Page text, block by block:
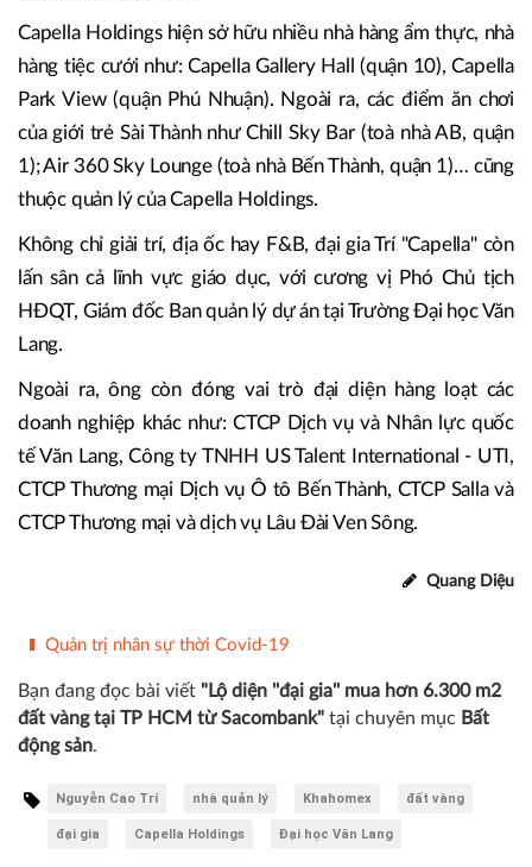
Capella Holdings hiện sở hữu nhiều nhà hàng ẩm thực, nhà
hàng tiệc cưới như: Capella Gallery Hall (quận 10), Capella
Park View (quận Phú Nhuận). Ngoài ra, các điểm ăn chơi
của giới trẻ Sài Thành như Chill Sky Bar (toà nhà AB, quận
1); Air 360 Sky Lounge (toà nhà Bến Thành, quận 1)… cũng
thuộc quản lý của Capella Holdings.
Không chỉ giải trí, địa ốc hay F&B, đại gia Trí "Capella" còn
lấn sân cả lĩnh vực giáo dục, với cương vị Phó Chủ tịch
HĐQT, Giám đốc Ban quản lý dự án tại Trường Đại học Văn
Lang.
Ngoài ra, ông còn đóng vai trò đại diện hàng loạt các
doanh nghiệp khác như: CTCP Dịch vụ và Nhân lực quốc
tế Văn Lang, Công ty TNHH US Talent International - UTI,
CTCP Thương mại Dịch vụ Ô tô Bến Thành, CTCP Salla và
CTCP Thương mại và dịch vụ Lâu Đài Ven Sông.
Quang Diệu
Quản trị nhân sự thời Covid-19
Bạn đang đọc bài viết "Lộ diện ''đại gia'' mua hơn 6.300 m2
đất vàng tại TP HCM từ Sacombank" tại chuyên mục Bất
động sản.
Nguyễn Cao Trí nhà quản lý Khahomex đất vàng
đại gia Capella Holdings Đại học Văn Lang